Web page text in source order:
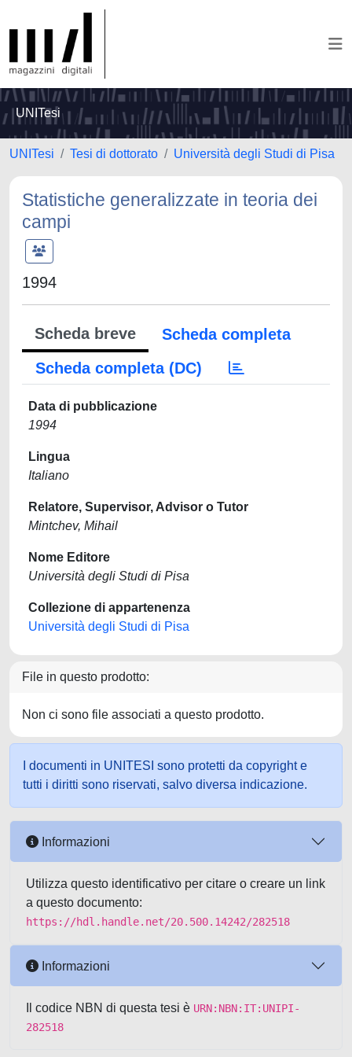
UNITesi
UNITesi Tesi di dottorato Università degli Studi di Pisa
Statistiche generalizzate in teoria dei
campi
1994
Scheda breve
Scheda completa
Scheda completa (DC)
Data di pubblicazione
1994
Lingua
Italiano
Relatore, Supervisor, Advisor o Tutor
Mintchev, Mihail
Nome Editore
Università degli Studi di Pisa
Collezione di appartenenza
Università degli Studi di Pisa
File in questo prodotto:
Non ci sono file associati a questo prodotto.
I documenti in UNITESI sono protetti da copyright e
tutti i diritti sono riservati, salvo diversa indicazione.
Informazioni
Utilizza questo identificativo per citare o creare un link
a questo documento:
https://hdl.handle.net/20.500.14242/282518
Informazioni
Il codice NBN di questa tesi è URN:NBN:IT:UNIPI-
282518